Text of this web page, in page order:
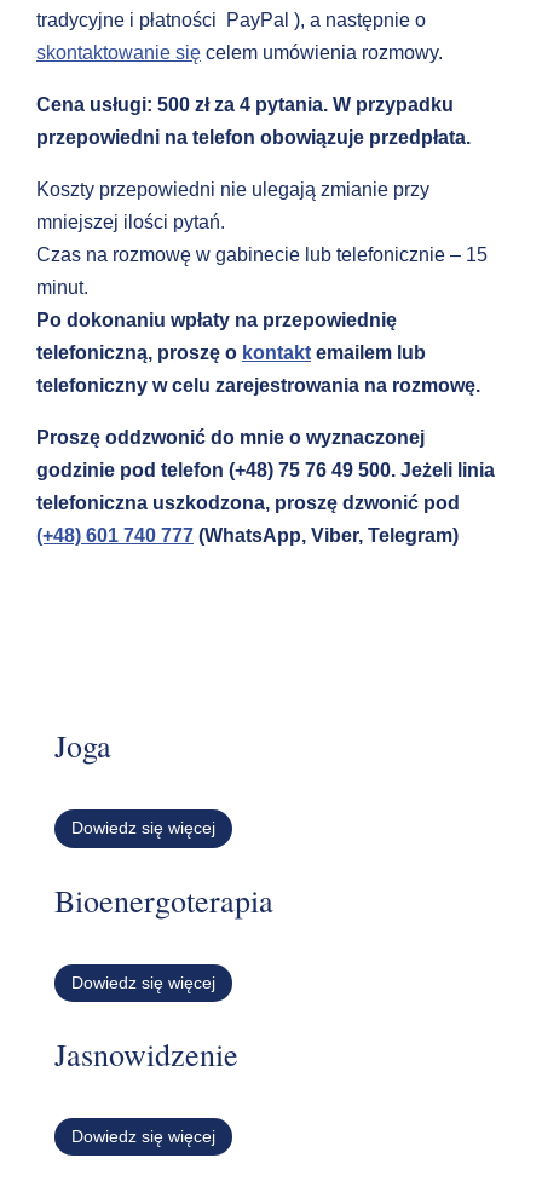
tradycyjne i płatności PayPal ), a następnie o
skontaktowanie się celem umówienia rozmowy.
Cena usługi: 500 zł za 4 pytania. W przypadku
przepowiedni na telefon obowiązuje przedpłata.
Koszty przepowiedni nie ulegają zmianie przy
mniejszej ilości pytań.
Czas na rozmowę w gabinecie lub telefonicznie – 15
minut.
Po dokonaniu wpłaty na przepowiednię
telefoniczną, proszę o kontakt emailem lub
telefoniczny w celu zarejestrowania na rozmowę.
Proszę oddzwonić do mnie o wyznaczonej
godzinie pod telefon (+48) 75 76 49 500. Jeżeli linia
telefoniczna uszkodzona, proszę dzwonić pod
(+48) 601 740 777 (WhatsApp, Viber, Telegram)
Joga
Dowiedz się więcej
Bioenergoterapia
Dowiedz się więcej
Jasnowidzenie
Dowiedz się więcej